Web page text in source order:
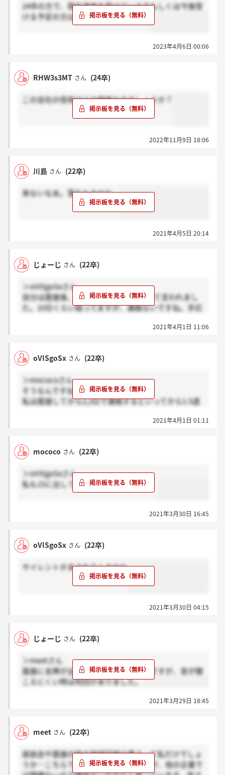
24卒の方で、現在選考を受けている方もしくは今後受
ける予定の方はいらっしゃいますか？
2023年4月6日 00:06
RHW3s3MT さん (24卒)
この会社の倍率はどの程度なのでしょうか？
2022年11月9日 18:06
川島 さん (22卒)
来ないなあ。落ちたのかな。
2021年4月5日 20:14
じょーじ さん (22卒)
＞oVISgoSxさん
自分は面接後、2週間以内に連絡するって言われまし
た。10日くらい経ってますが、連絡ないですね。手応
2021年4月1日 11:06
oVISgoSx さん (22卒)
＞mococoさん
そうなんですね…
私は面接してから2,3日で連絡するといってから1.5週
2021年4月1日 01:11
mococo さん (22卒)
＞oVISgoSxさん
私も15に出してから音沙汰なしです、、
2021年3月30日 16:45
oVISgoSx さん (22卒)
サイレントかまされてんのかな
2021年3月30日 04:15
じょーじ さん (22卒)
＞meetさん
面接に支障が出るほどのものではないですが、音が聞
こえにくい時は何回かありました。
2021年3月29日 18:45
meet さん (22卒)
座談会や面接の時の接続回線の悪さって私だけでしょ
うか…こちらで対策できるならしますが、他の企業で